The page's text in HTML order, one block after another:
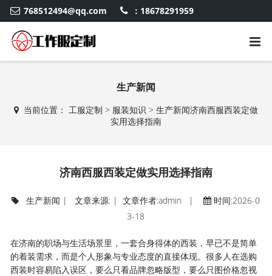
768512494@qq.com ：18678291959
生产新闻
当前位置： 工服定制 > 服装知识 > 生产新闻济南西服西装定做
实用选择指南
济南西服西装定做实用选择指南
生产新闻 | 文章来源: | 文章作者:admin |
时间:2026-0
3-18
在济南的职场与生活场景里，一套合身得体的西装，早已不是简单
的着装需求，而是个人形象与专业态度的直接体现。很多人在选购
西装时容易陷入误区，要么只看品牌忽略版型，要么只图价格忽视